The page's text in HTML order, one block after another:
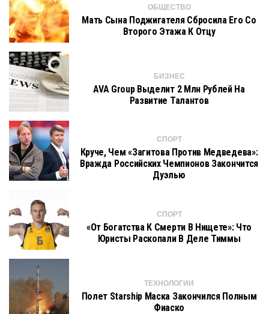
ОБЩЕСТВО
Мать Сына Поджигателя Сбросила Его Со
Второго Этажа К Отцу
БИЗНЕС
AVA Group Выделит 2 Млн Рублей На
Развитие Талантов
СПОРТ
Круче, Чем «Загитова Против Медведева»:
Вражда Российских Чемпионов Закончится
Дуэлью
СПОРТ
«От Богатства К Смерти В Нищете»: Что
Юристы Раскопали В Деле Тиммы
ТЕХНОЛОГИИ
Полет Starship Маска Закончился Полным
Фиаско